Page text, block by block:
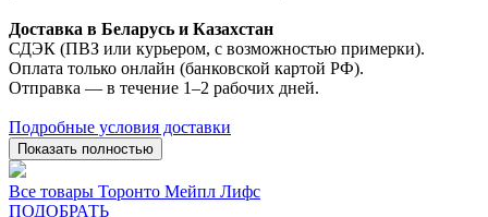
Доставка в Беларусь и Казахстан
СДЭК (ПВЗ или курьером, с возможностью примерки).
Оплата только онлайн (банковской картой РФ).
Отправка — в течение 1–2 рабочих дней.
Подробные условия доставки
Показать полностью
Все товары Торонто Мейпл Лифс
ПОДОБРАТЬ